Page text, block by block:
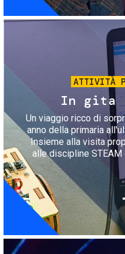
ATTIVITÀ
In gita
Un viaggio ricco di
anno della primaria
Insieme alla visita
alle discipline STEAM